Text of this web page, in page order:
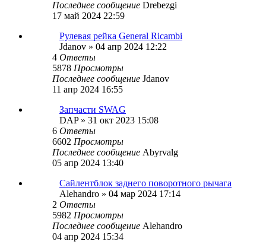
Последнее сообщение Drebezgi
17 май 2024 22:59
Рулевая рейка General Ricambi
Jdanov » 04 апр 2024 12:22
4 Ответы
5878 Просмотры
Последнее сообщение Jdanov
11 апр 2024 16:55
Запчасти SWAG
DAP» 31 окт 2023 15:08
6 Ответы
6602 Просмотры
Последнее сообщение Abyrvalg
05 апр 2024 13:40
Сайлентблок заднего поворотного рычага
Alehandro » 04 мар 2024 17:14
2 Ответы
5982 Просмотры
Последнее сообщение Alehandro
04 апр 2024 15:34